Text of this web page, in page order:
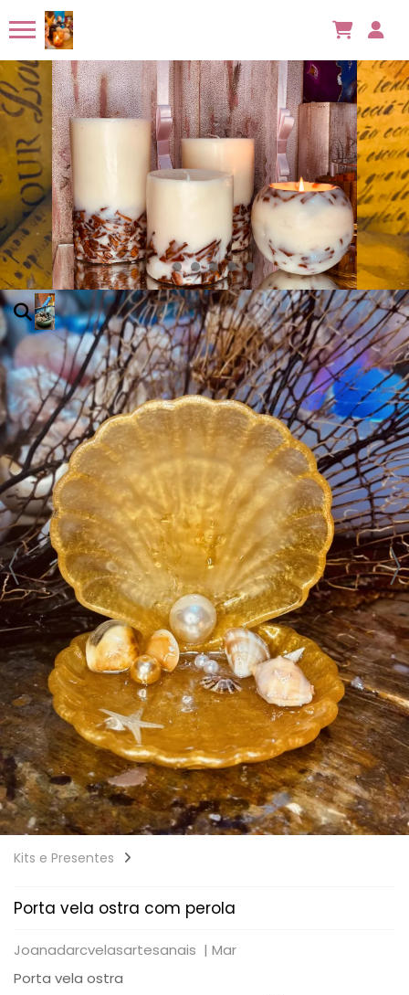
Kits e Presentes
Porta vela ostra com perola
Joanadarcvelasartesanais | Mar
Porta vela ostra